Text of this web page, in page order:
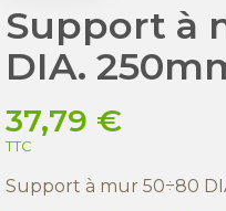
Support à
DIA.
37,79 €
TTC
Support à mur 50÷80